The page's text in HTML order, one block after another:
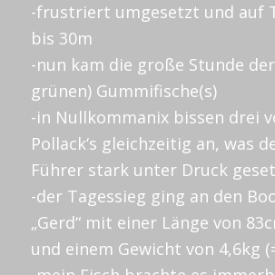
-frustriert umgesetzt und auf
bis 30m
-nun kam die große Stunde
grünen) Gummifische(s)
-in Nullkommanix bissen drei
Pollack‘s gleichzeitig an, was
Führer stark unter Druck
-der Tagessieg ging an den
„Gerd“ mit einer Länge von
und einem Gewicht von 4,6kg